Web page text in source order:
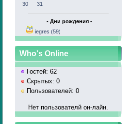
30
31
- Дни рождения -
iegres (59)
Who's Online
Гостей: 62
Скрытых: 0
Пользователей: 0
Нет пользователй он-лайн.